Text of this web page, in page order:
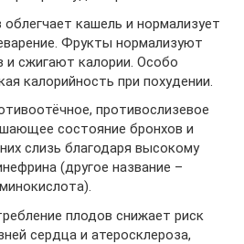
кашель и нормализует
Фрукты нормализуют
и сжигают калории. Особо
калорийность при похудении.
противослизевое
состояние бронхов и
слизь благодаря высокому
(другое название –
плодов снижает риск
сердца и атеросклероза,